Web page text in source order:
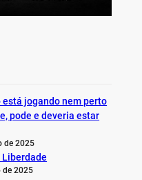
está jogando nem perto
pode e deveria estar
de 2025
Liberdade
de 2025